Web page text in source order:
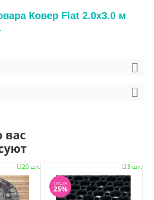
Ковер Flat 2.0x3.0 м
вас
20 шт.
 3 шт.

СКИДКА
25%